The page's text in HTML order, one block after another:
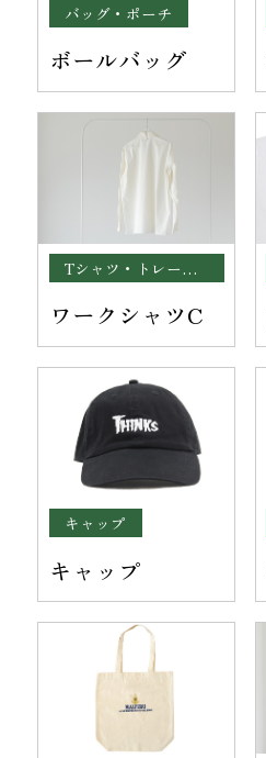
製品刺繍
ワッペン・腕章
バッグ・ポーチ
ボールバッグ
Tシャツ・トレーナー
ワークシャツC
キャップ
キャップ